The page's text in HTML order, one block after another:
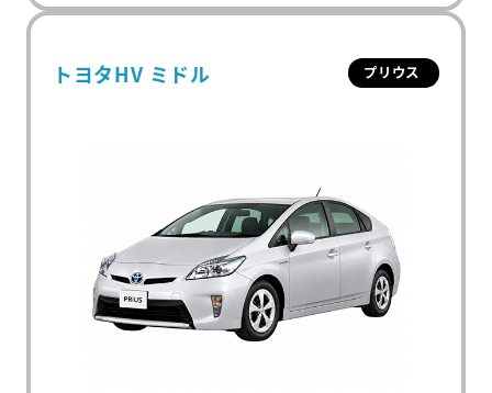
トヨタHV ミドル プリウス